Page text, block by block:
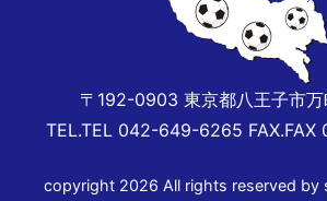
〒192-0903 東京都八王子市万
TEL.TEL 042-649-6265
copyright 2026 All rights reserved by